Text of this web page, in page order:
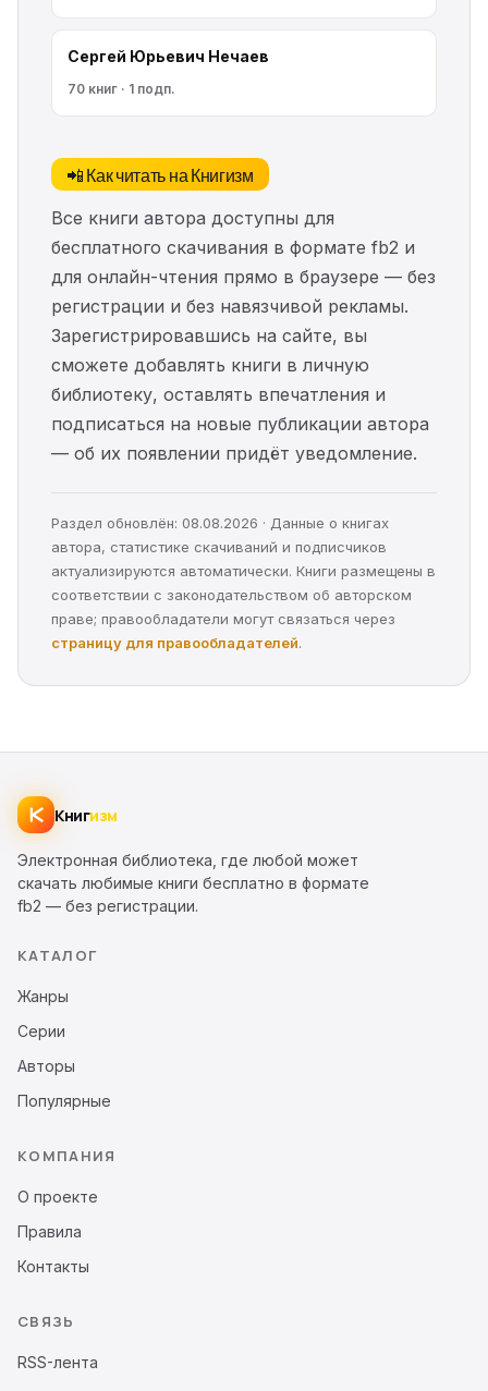
Сергей Юрьевич Нечаев
70 книг · 1 подп.
📲 Как читать на Книгизм
Все книги автора доступны для
бесплатного скачивания в формате fb2 и
для онлайн-чтения прямо в браузере — без
регистрации и без навязчивой рекламы.
Зарегистрировавшись на сайте, вы
сможете добавлять книги в личную
библиотеку, оставлять впечатления и
подписаться на новые публикации автора
— об их появлении придёт уведомление.
Раздел обновлён: 08.08.2026 · Данные о книгах
автора, статистике скачиваний и подписчиков
актуализируются автоматически. Книги размещены в
соответствии с законодательством об авторском
праве; правообладатели могут связаться через
страницу для правообладателей.
Книгизм
Электронная библиотека, где любой может
скачать любимые книги бесплатно в формате
fb2 — без регистрации.
КАТАЛОГ
Жанры
Серии
Авторы
Популярные
КОМПАНИЯ
О проекте
Правила
Контакты
СВЯЗЬ
RSS-лента